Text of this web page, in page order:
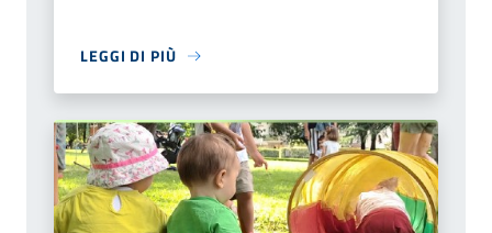
LEGGI DI PIÙ